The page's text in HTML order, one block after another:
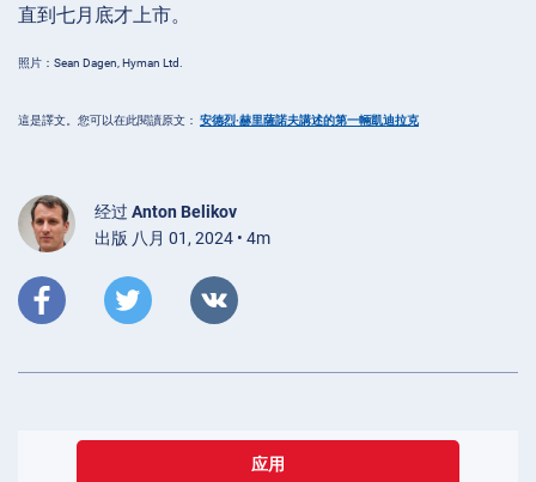
直到七月底才上市。
照片：Sean Dagen, Hyman Ltd.
這是譯文。您可以在此閱讀原文： 安德烈·赫里薩諾夫講述的第一輛凱迪拉克
经过 Anton Belikov
出版 八月 01, 2024 • 4m
应用